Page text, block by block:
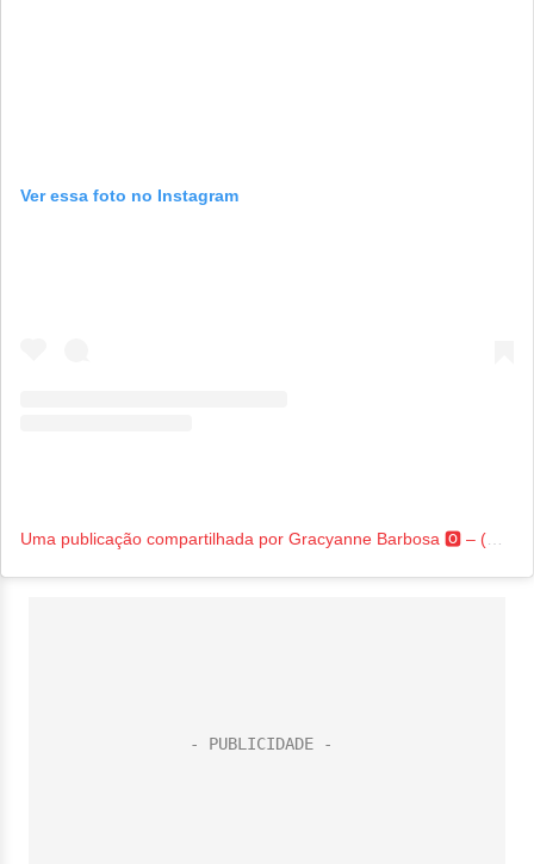
Ver essa foto no Instagram
Uma publicação compartilhada por Gracyanne Barbosa 🅾️ – (@graoficial)